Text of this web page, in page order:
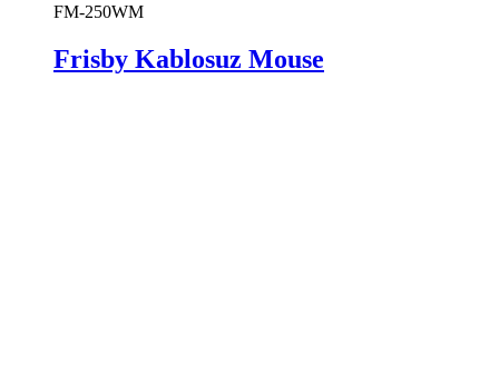
FM-250WM
Frisby Kablosuz Mouse